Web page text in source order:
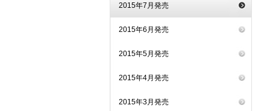
2015年7月発売
2015年6月発売
2015年5月発売
2015年4月発売
2015年3月発売